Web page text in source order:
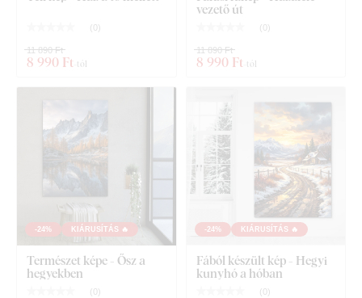
( 0)
8 990 Ft -tól
11 890 Ft
vezető út
( 0)
8 990 Ft -tól
11 890 Ft
-24% KIÁRUSÍTÁS 🔥
Természet képe - Ősz a
hegyekben
( 0)
-24% KIÁRUSÍTÁS 🔥
Fából készült kép - Hegyi
kunyhó a hóban
( 0)